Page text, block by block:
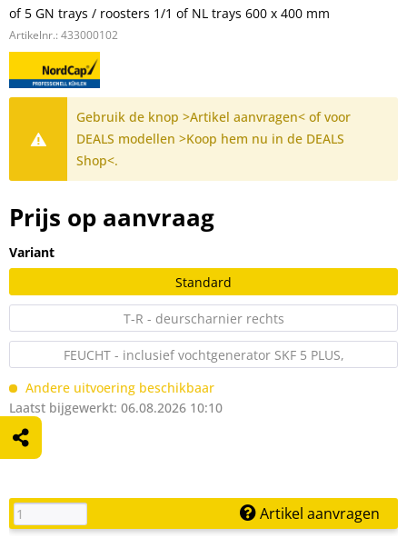
of 5 GN trays / roosters 1/1 of NL trays 600 x 400 mm
Artikelnr.: 433000102
Gebruik de knop >Artikel aanvragen< of voor
DEALS modellen >Koop hem nu in de DEALS
Shop<.
Prijs op aanvraag
Variant
Standard
T-R - deurscharnier rechts
FEUCHT - inclusief vochtgenerator SKF 5 PLUS,
vochtigheidsregeling door middel van ultrasone verneveling
Andere uitvoering beschikbaar
Laatst bijgewerkt: 06.08.2026 10:10
Artikel aanvragen